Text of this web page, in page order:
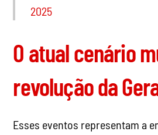
2025
O atual cenário
revolução da
Esses eventos representam a